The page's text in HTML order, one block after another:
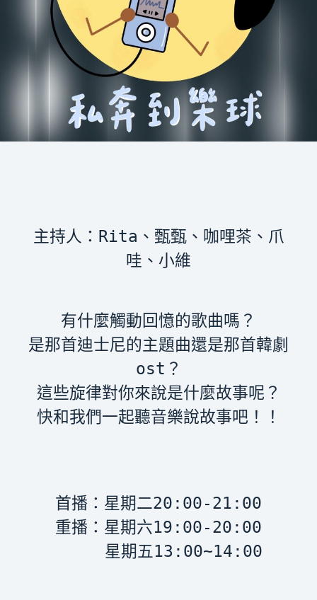
主持人：Rita、甄甄、咖哩茶、爪
有什麼觸動回憶的歌曲嗎？
是那首迪士尼的主題曲還是那首韓劇
ost？
這些旋律對你來說是什麼故事呢？
首播：星期二20:00-21:00
重播：星期六19:00-20:00